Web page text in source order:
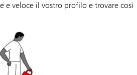
e veloce il vostro profilo e trovare così